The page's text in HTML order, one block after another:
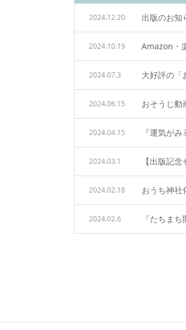
出版のお知
2024.12.20
2024.10.19
大好評の「
2024.07.3
おそうじ動
2024.06.15
2024.04.15
2024.03.1
おうち神社
2024.02.18
『たちま
2024.02.6